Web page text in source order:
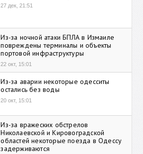
27 дек, 21:51
Из-за ночной атаки БПЛА в Измаиле
повреждены терминалы и объекты
портовой инфраструктуры
22 окт, 15:01
Из-за аварии некоторые одесситы
остались без воды
20 окт, 15:01
Из-за вражеских обстрелов
Николаевской и Кировоградской
областей некоторые поезда в Одессу
задерживаются